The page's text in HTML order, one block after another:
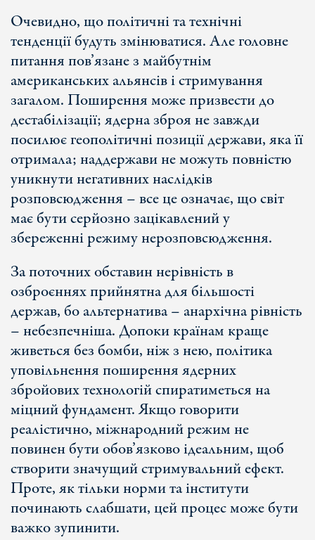
Очевидно, що політичні та технічні
тенденції будуть змінюватися. Але головне
питання пов’язане з майбутнім
американських альянсів і стримування
загалом. Поширення може призвести до
дестабілізації; ядерна зброя не завжди
посилює геополітичні позиції держави, яка її
отримала; наддержави не можуть повністю
уникнути негативних наслідків
розповсюдження – все це означає, що світ
має бути серйозно зацікавлений у
збереженні режиму нерозповсюдження.
За поточних обставин нерівність в
озброєннях прийнятна для більшості
держав, бо альтернатива – анархічна рівність
– небезпечніша. Допоки країнам краще
живеться без бомби, ніж з нею, політика
уповільнення поширення ядерних
збройових технологій спиратиметься на
міцний фундамент. Якщо говорити
реалістично, міжнародний режим не
повинен бути обов’язково ідеальним, щоб
створити значущий стримувальний ефект.
Проте, як тільки норми та інститути
починають слабшати, цей процес може бути
важко зупинити.